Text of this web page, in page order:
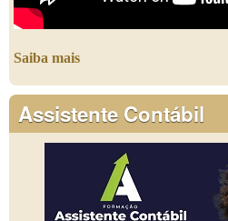
Saiba mais
Assistente Contábil